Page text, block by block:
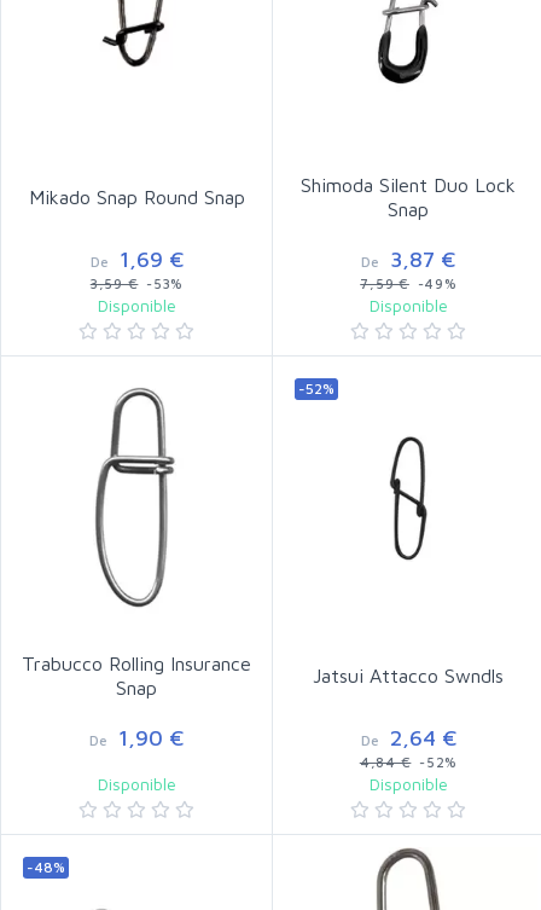
Mikado Snap Round Snap
De 1,69 €
3,59 €-53%
Disponible
Shimoda Silent Duo Lock
Snap
De 3,87 €
7,59 €-49%
Disponible
Trabucco Rolling Insurance
Snap
De 1,90 €
Disponible
-52%
Jatsui Attacco Swndls
De 2,64 €
4,84 €-52%
Disponible
-48%